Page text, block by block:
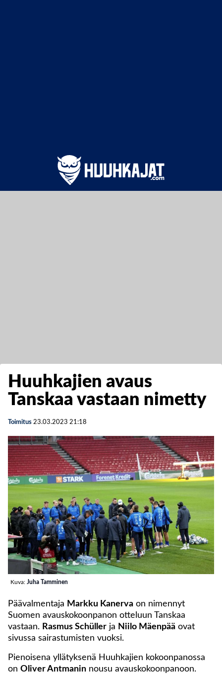
Huuhkajien avaus
Tanskaa vastaan nimetty
Toimitus 23.03.2023 21:18
Kuva: Juha Tamminen
Päävalmentaja Markku Kanerva on nimennyt
Suomen avauskokoonpanon otteluun Tanskaa
vastaan. Rasmus Schüller ja Niilo Mäenpää ovat
sivussa sairastumisten vuoksi.
Pienoisena yllätyksenä Huuhkajien kokoonpanossa
on Oliver Antmanin nousu avauskokoonpanoon.